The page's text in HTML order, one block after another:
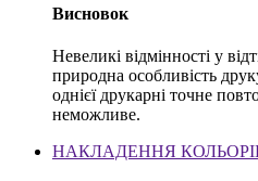
Висновок
Невеликі відмінності у
природна особливість
однієї друкарні точне
неможливе.
НАКЛАДЕННЯ КОЛЬОРІВ